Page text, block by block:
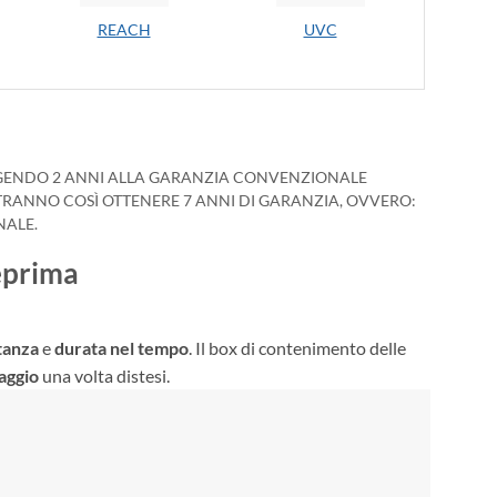
REACH UVC
2 ANNI ALLA GARANZIA CONVENZIONALE
COSÌ OTTENERE 7 ANNI DI GARANZIA, OVVERO:
edurata nel tempo. Il box di contenimento delle
una volta distesi.